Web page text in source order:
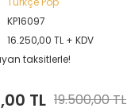
KP16097
16.250,00 TL + KDV
taksitlerle!
TL 19.500,00 TL